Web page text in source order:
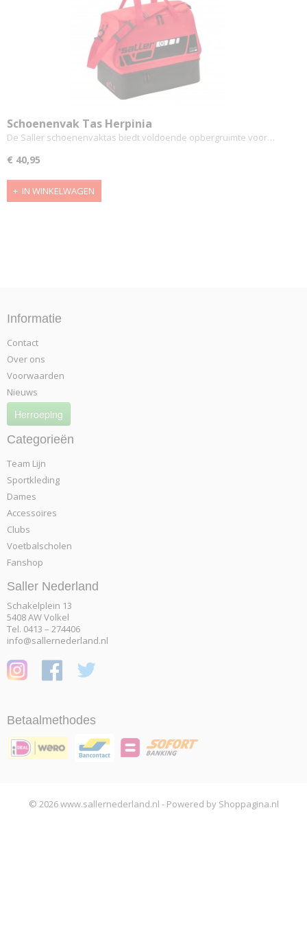
Schoenenvak Tas Herpinia
De Saller schoenenvaktas biedt voldoende opbergruimte voor…
€ 40,95
IN WINKELWAGEN
Informatie
Contact
Over ons
Voorwaarden
Nieuws
Herroeping
Categorieën
Team Lijn
Sportkleding
Dames
Accessoires
Clubs
Voetbalscholen
Fanshop
Saller Nederland
Schakelplein 13
5408 AW Volkel
Tel. 0413 – 274406
info@sallernederland.nl
Betaalmethodes
© 2026 www.sallernederland.nl - Powered by Shoppagina.nl